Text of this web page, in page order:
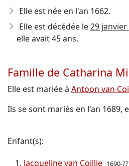
Elle est née en l'an 1662.
Elle est décédée le29 janvier
elle avait 45 ans.
Famille de Catharina
Elle est mariée à Antoon van
Ils se sont mariés en l'an 1689,
Enfant(s):
Jacqueline van Coillie 1690-